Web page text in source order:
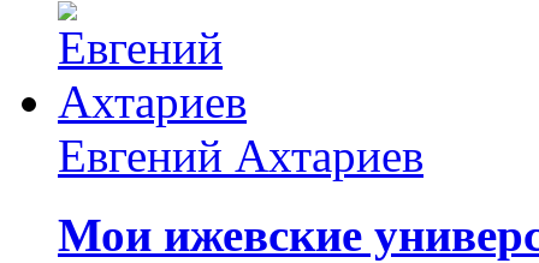
Евгений Ахтариев
Мои ижевские